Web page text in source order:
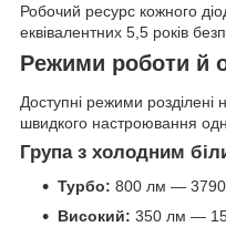
Робочий ресурс кожного
еквівалентних 5,5 років
Режими роботи й
Доступні режими розділені
швидкого настроювання
Група з холодним
Турбо: 800 лм —
Високий: 350 лм —